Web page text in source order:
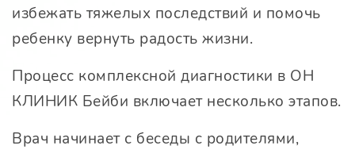
избежать тяжелых последствий и помочь
ребенку вернуть радость жизни.
Процесс комплексной диагностики в ОН
КЛИНИК Бейби включает несколько этапов.
Врач начинает с беседы с родителями,